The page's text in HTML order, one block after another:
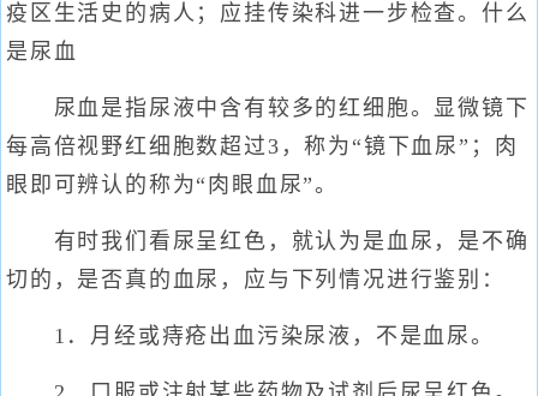
疫区生活史的病人；应挂传染科进一步检查。什么
是尿血
尿血是指尿液中含有较多的红细胞。显微镜下
每高倍视野红细胞数超过3，称为“镜下血尿”；肉
眼即可辨认的称为“肉眼血尿”。
有时我们看尿呈红色，就认为是血尿，是不确
切的，是否真的血尿，应与下列情况进行鉴别：
1．月经或痔疮出血污染尿液，不是血尿。